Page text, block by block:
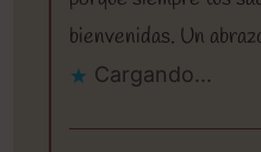
bienvenidas. Un
Cargando...